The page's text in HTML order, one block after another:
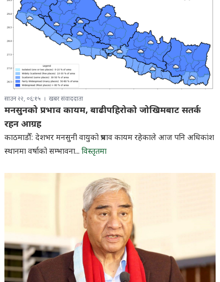
साउन २२, ०६:१५ खबर संवाददाता
मनसुनको प्रभाव कायम, बाढीपहिरोको जोखिमबाट सतर्क
रहन आग्रह
काठमाडौँ: देशभर मनसुनी वायुको प्रभाव कायम रहेकाले आज पनि अधिकांश
स्थानमा वर्षाको सम्भावना... विस्तृतमा